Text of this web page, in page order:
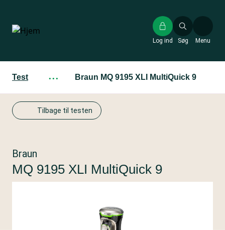
hovedindhold
Søg
Log ind Menu
Test ··· Braun MQ 9195 XLI MultiQuick 9
Tilbage til testen
Braun
MQ 9195 XLI MultiQuick 9